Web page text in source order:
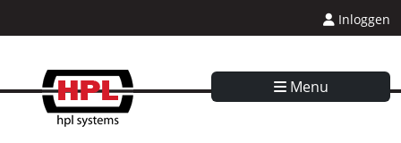
Inloggen
Menu